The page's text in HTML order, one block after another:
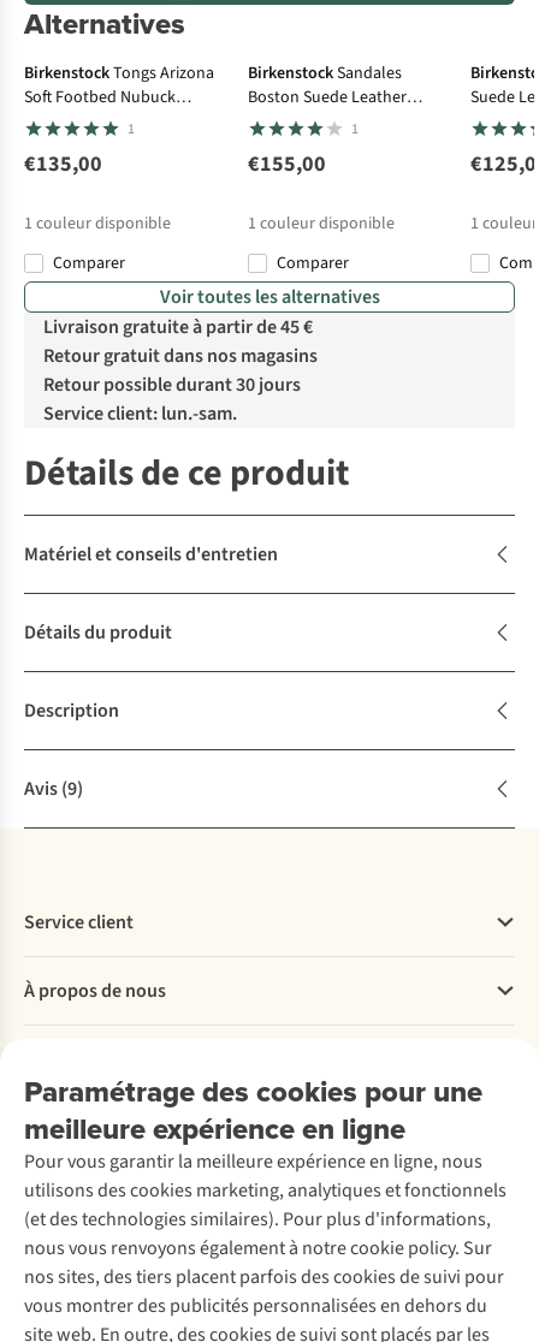
Alternatives
BirkenstockTongs Arizona
Soft Footbed Nubuck
Leather
1
€135,00
1 couleur disponible
Comparer
BirkenstockSandales
Boston Suede Leather
Narrow
1
€155,00
1 couleur disponible
Comparer
Suede
1
Voir toutes les alternatives
Livraison gratuite à partir de 45 €
Retour gratuit dans nos magasins
Retour possible durant 30 jours
Service client: lun.-sam.
Détails de ce produit
Matériel et conseils d'entretien
Détails du produit
Description
Avis(9)
Paramétrage des cookies pour une
meilleure expérience en ligne
Pour vous garantir la meilleure expérience en ligne, nous
utilisons des cookies marketing, analytiques et fonctionnels
(et des technologies similaires). Pour plus d'informations,
nous vous renvoyons également à notre cookie policy. Sur
nos sites, des tiers placent parfois des cookies de suivi pour
vous montrer des publicités personnalisées en dehors du
site web. En outre, des cookies de suivi sont placés par les
Service client
Commander
Payer
Retourner
Rétractation d'une commande
Entretien & réparations
Garantie
Contactez-nous
À propos de nous
Entreprise responsable
À propos d’Ayacucho
Nos magasins
À propos d’A.S.Adventure
Déclaration d'accessibilité
Location / Location sports d’hiver
Seconde-main
Entretien de ski
Service de lavage
Entretien de chaussures
Réparation de chaussures
Réparation de vêtements
Retouches
Découvrez
A.S.Magazine
Explore Camp
Expertise & conseils
Abonnez-vous à la newsletter